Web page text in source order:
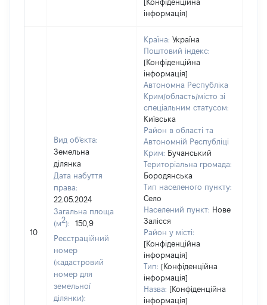
[Конфіденційна
інформація]
10
Вид об'єкта:
Земельна
ділянка
Дата набуття
права:
22.05.2024
Загальна площа
(м2):
150,9
Реєстраційний
номер
(кадастровий
номер для
земельної
ділянки):
Країна: Україна
Поштовий індекс:
[Конфіденційна
інформація]
Автономна Республіка
Крим/область/місто зі
спеціальним статусом:
Київська
Район в області та
Автономній Республіці
Крим: Бучанський
Територіальна громада:
Бородянська
Тип населеного пункту:
Село
Населений пункт: Нове
Залісся
Район у місті:
[Конфіденційна
інформація]
Тип: [Конфіденційна
інформація]
Назва: [Конфіденційна
інформація]